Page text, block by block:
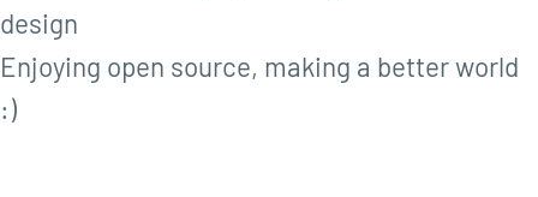
design
Enjoying open source, making a better world
:)